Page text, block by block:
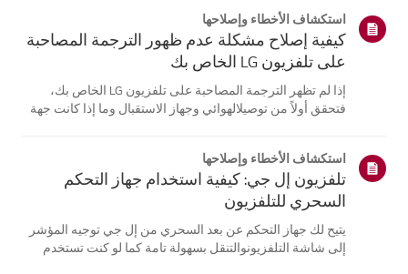
استكشاف الأخطاء وإصلاحها
كيفية إصلاح مشكلة عدم ظهور الترجمة المصاحبة
على تلفزيون LG الخاص بك
إذا لم تظهر الترجمة المصاحبة على تلفزيون LG الخاص بك،
فتحقق أولاً من توصيلالهوائي وجهاز الاستقبال وما إذا كانت جهة
التلفزيون ال...
استكشاف الأخطاء وإصلاحها
تلفزيون إل جي: كيفية استخدام جهاز التحكم
السحري للتلفزيون
يتيح لك جهاز التحكم عن بعد السحري من إل جي توجيه المؤشر
إلى شاشة التلفزيونوالتنقل بسهولة تامة كما لو كنت تستخدم